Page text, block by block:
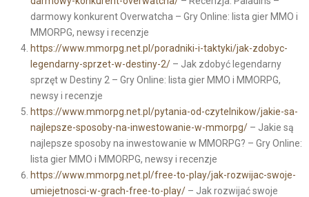
darmowy konkurent Overwatcha – Gry Online: lista gier MMO i
MMORPG, newsy i recenzje
https://www.mmorpg.net.pl/poradniki-i-taktyki/jak-zdobyc-
legendarny-sprzet-w-destiny-2/– Jak zdobyć legendarny
sprzęt w Destiny 2 – Gry Online: lista gier MMO i MMORPG,
newsy i recenzje
https://www.mmorpg.net.pl/pytania-od-czytelnikow/jakie-sa-
najlepsze-sposoby-na-inwestowanie-w-mmorpg/– Jakie są
najlepsze sposoby na inwestowanie w MMORPG? – Gry Online:
lista gier MMO i MMORPG, newsy i recenzje
https://www.mmorpg.net.pl/free-to-play/jak-rozwijac-swoje-
umiejetnosci-w-grach-free-to-play/– Jak rozwijać swoje